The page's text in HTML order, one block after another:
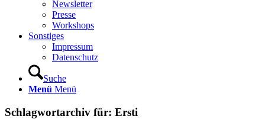
Newsletter
Presse
Workshops
Sonstiges
Impressum
Datenschutz
Suche
Menü Menü
Schlagwortarchiv für: Ersti